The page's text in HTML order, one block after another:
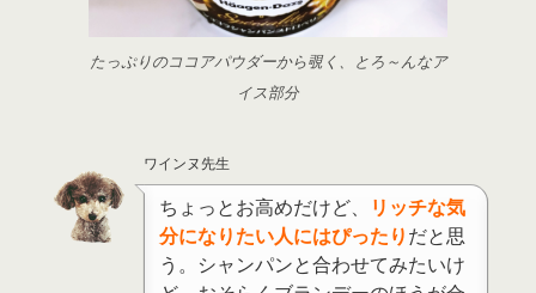
たっぷりのココアパウダーから覗く、とろ～んなア
イス部分
ワインヌ先生
ちょっとお高めだけど、
リッチな気
分になりたい人にはぴったりだと思
う。シャンパンと合わせてみたいけ